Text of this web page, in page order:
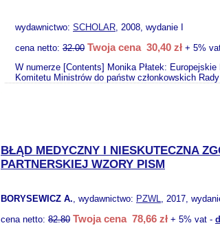
wydawnictwo: SCHOLAR, 2008, wydanie I
cena netto: 32.00 Twoja cena 30,40 zł + 5%
W numerze [Contents] Monika Płatek:
Komitetu Ministrów do państw członkowskich
BŁĄD MEDYCZNY I NIESKUTECZNA
PARTNERSKIEJ WZORY PISM
BORYSEWICZ A., wydawnictwo: PZWL, 2017,
cena netto: 82.80 Twoja cena 78,66 zł + 5% vat -